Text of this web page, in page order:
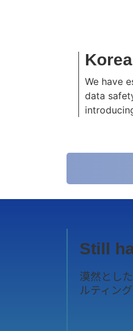
We have
data
Still
漠然とし
ルティン